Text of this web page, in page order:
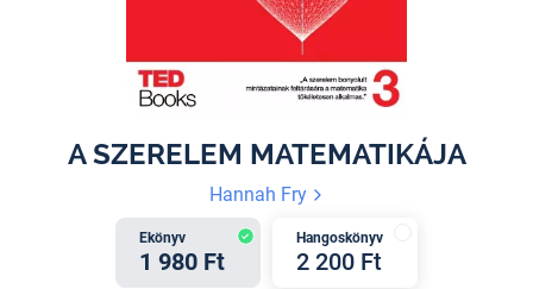
A SZERELEM MATEMATIKÁJA
Hannah Fry
Ekönyv
1 980 Ft
Hangoskönyv
2 200 Ft